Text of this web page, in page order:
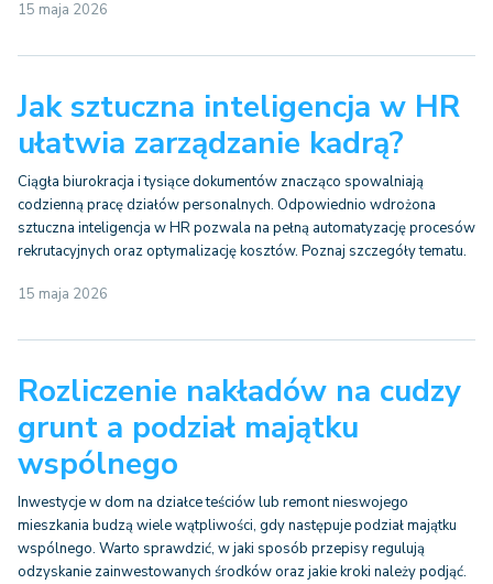
15 maja 2026
Jak sztuczna inteligencja w HR
ułatwia zarządzanie kadrą?
Ciągła biurokracja i tysiące dokumentów znacząco spowalniają
codzienną pracę działów personalnych. Odpowiednio wdrożona
sztuczna inteligencja w HR pozwala na pełną automatyzację procesów
rekrutacyjnych oraz optymalizację kosztów. Poznaj szczegóły tematu.
15 maja 2026
Rozliczenie nakładów na cudzy
grunt a podział majątku
wspólnego
Inwestycje w dom na działce teściów lub remont nieswojego
mieszkania budzą wiele wątpliwości, gdy następuje podział majątku
wspólnego. Warto sprawdzić, w jaki sposób przepisy regulują
odzyskanie zainwestowanych środków oraz jakie kroki należy podjąć.